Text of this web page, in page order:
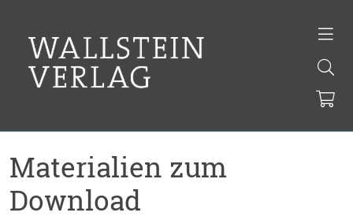
Materialien zum
Download